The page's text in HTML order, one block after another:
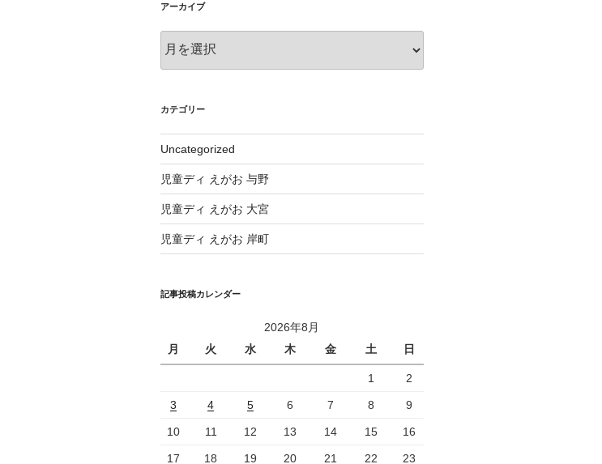
アーカイブ
ー
ブ
カテゴリー
Uncategorized
児童ディ えがお 与野
児童ディ えがお 大宮
児童ディ えがお 岸町
記事投稿カレンダー
2026年8月
月
火 水 木 金 土 日
1 2
3 4 5 6 7 8 9
10 11 12 13 14 15 16
17 18 19 20 21 22 23